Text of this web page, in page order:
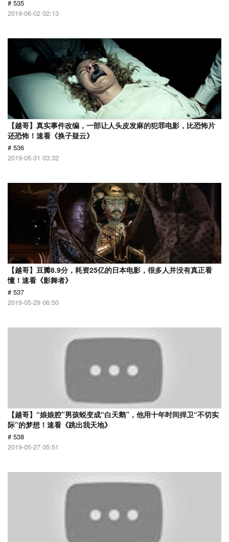
# 535
2019-06-02 02:13
【越哥】真实事件改编，一部让人头皮发麻的犯罪电影，比恐怖片
还恐怖！速看《换子疑云》
# 536
2019-05-31 03:32
【越哥】豆瓣8.9分，耗资25亿的日本电影，很多人并没有真正看
懂！速看《影舞者》
# 537
2019-05-29 06:50
【越哥】“娘娘腔”男孩蜕变成“白天鹅”，他用十年时间捍卫“不切实
际”的梦想！速看《跳出我天地》
# 538
2019-05-27 05:51